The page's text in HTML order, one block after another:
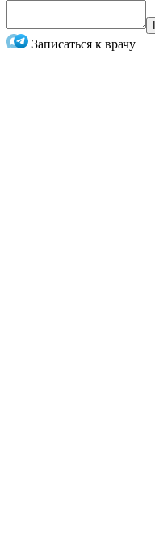
Записаться к врачу